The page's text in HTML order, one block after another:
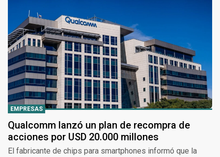
EMPRESAS
Qualcomm lanzó un plan de recompra de
acciones por USD 20.000 millones
El fabricante de chips para smartphones informó que la